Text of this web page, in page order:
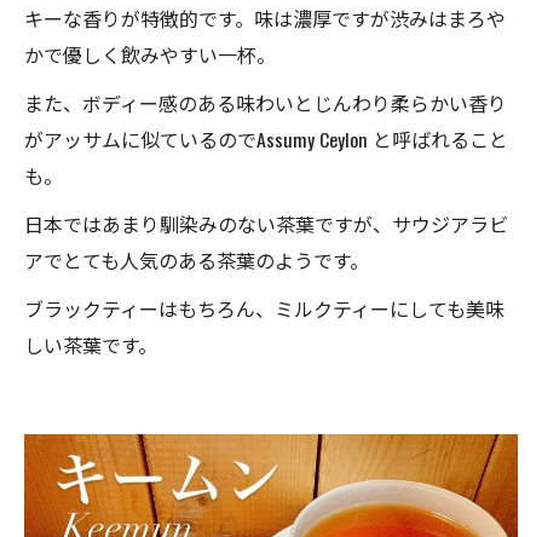
キーな香りが特徴的です。味は濃厚ですが渋みはまろや
かで優しく飲みやすい一杯。
また、ボディー感のある味わいとじんわり柔らかい香り
がアッサムに似ているのでAssumy Ceylon と呼ばれること
も。
日本ではあまり馴染みのない茶葉ですが、サウジアラビ
アでとても人気のある茶葉のようです。
ブラックティーはもちろん、ミルクティーにしても美味
しい茶葉です。